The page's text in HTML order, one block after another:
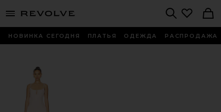
menu - shows more content
НОВИНКА СЕГОДНЯ ПЛАТЬЯ ОДЕЖДА РАСПРОДАЖА